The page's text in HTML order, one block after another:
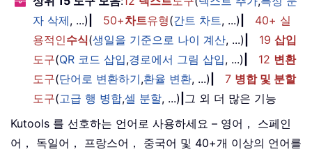
자 삭제, ...) 50+차트유형(간트 차트, ...)
40+ 실
용적인수식(생일을 기준으로 나이 계산, ...) 19 삽입
도구(QR 코드 삽입,경로에서 그림 삽입, ...) 12 변환
도구(단어로 변환하기,환율 변환, ...) 7 병합 및 분할
도구(고급 행 병합,셀 분할, ...) 그 외 더 많은 기능
Kutools 를 선호하는 언어로 사용하세요 – 영어， 스페인
어， 독일어， 프랑스어， 중국어 및 40+개 이상의 언어를